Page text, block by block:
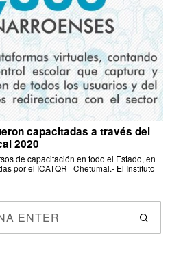
capacitadas a través del
2020
de capacitación en todo el Estado, en
por el ICATQR Chetumal.- El Instituto